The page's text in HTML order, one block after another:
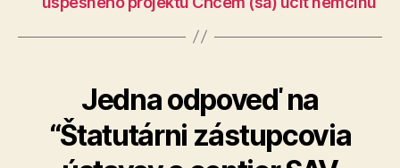
Jedna odpoveď na
“Štatutárni zástupcovia